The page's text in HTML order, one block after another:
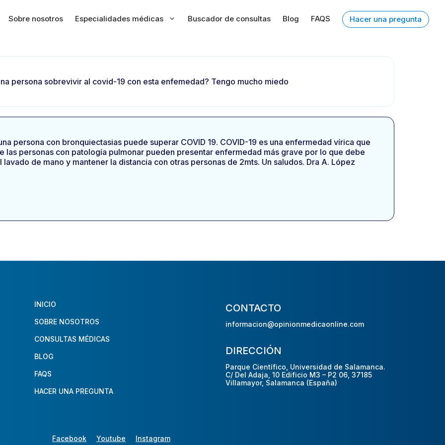
Sobre nosotros Especialidades médicas Buscador de consultas Blog FAQS Hacer una pregunta
persona sobrevivir al covid-19 con esta enfemedad? Tengo mucho miedo
persona con bronquiectasias puede superar COVID 19. COVID-19 es una enfermedad vírica que
las personas con patología pulmonar pueden presentar enfermedad más grave por lo que debe
de mano y mantener la distancia con otras personas de 2mts. Un saludos. Dra A. López
INICIO
SOBRE NOSOTROS
CONSULTAS MÉDICAS
BLOG
FAQS
HACER UNA PREGUNTA
CONTACTO
informacion@opinionmedicaonline.com
DIRECCIÓN
Parque Científico, Universidad de Salamanca.
C/ Del Adaja, 10 Edificio M3 – P2 06, 37185
Villamayor, Salamanca (España)
Facebook Youtube Instagram